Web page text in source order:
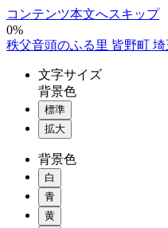
コンテンツ本文へスキップ
0%
秩父音頭のふる里 皆野町
文字サイズ
背景色
標準
拡大
背景色
白
青
黄